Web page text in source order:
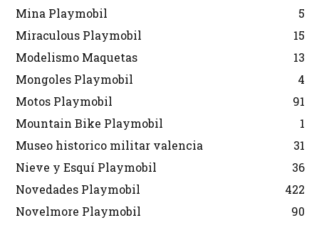
Mina Playmobil
5
Miraculous Playmobil
15
Modelismo Maquetas
13
Mongoles Playmobil
4
Motos Playmobil
91
Mountain Bike Playmobil
1
Museo historico militar valencia
31
Nieve y Esquí Playmobil
36
Novedades Playmobil
422
Novelmore Playmobil
90